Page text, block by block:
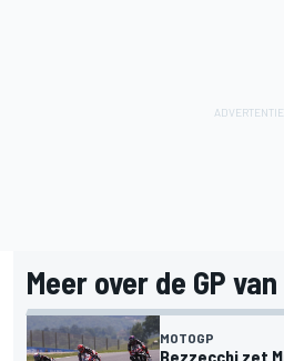
Meer over de GP
MOTOGP
Bezzecchi zet